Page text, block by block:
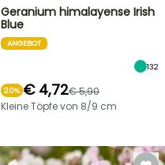
Geranium himalayense Irish
Blue
ANGEBOT
132
20% € 4,72€ 5,90
Kleine Töpfe von 8/9 cm